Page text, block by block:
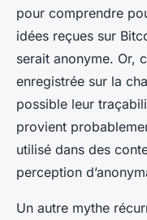
pour comprendre
idées reçues sur
serait anonyme. Or,
enregistrée sur la
possible leur
provient
utilisé dans des
perception
Un autre mythe